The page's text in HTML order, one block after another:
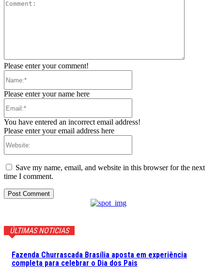
Please enter your comment!
Please enter your name here
You have entered an incorrect email address!
Please enter your email address here
Save my name, email, and website in this browser for the next
time I comment.
ÚLTIMAS NOTICIAS
Fazenda Churrascada Brasília aposta em experiência
completa para celebrar o Dia dos Pais